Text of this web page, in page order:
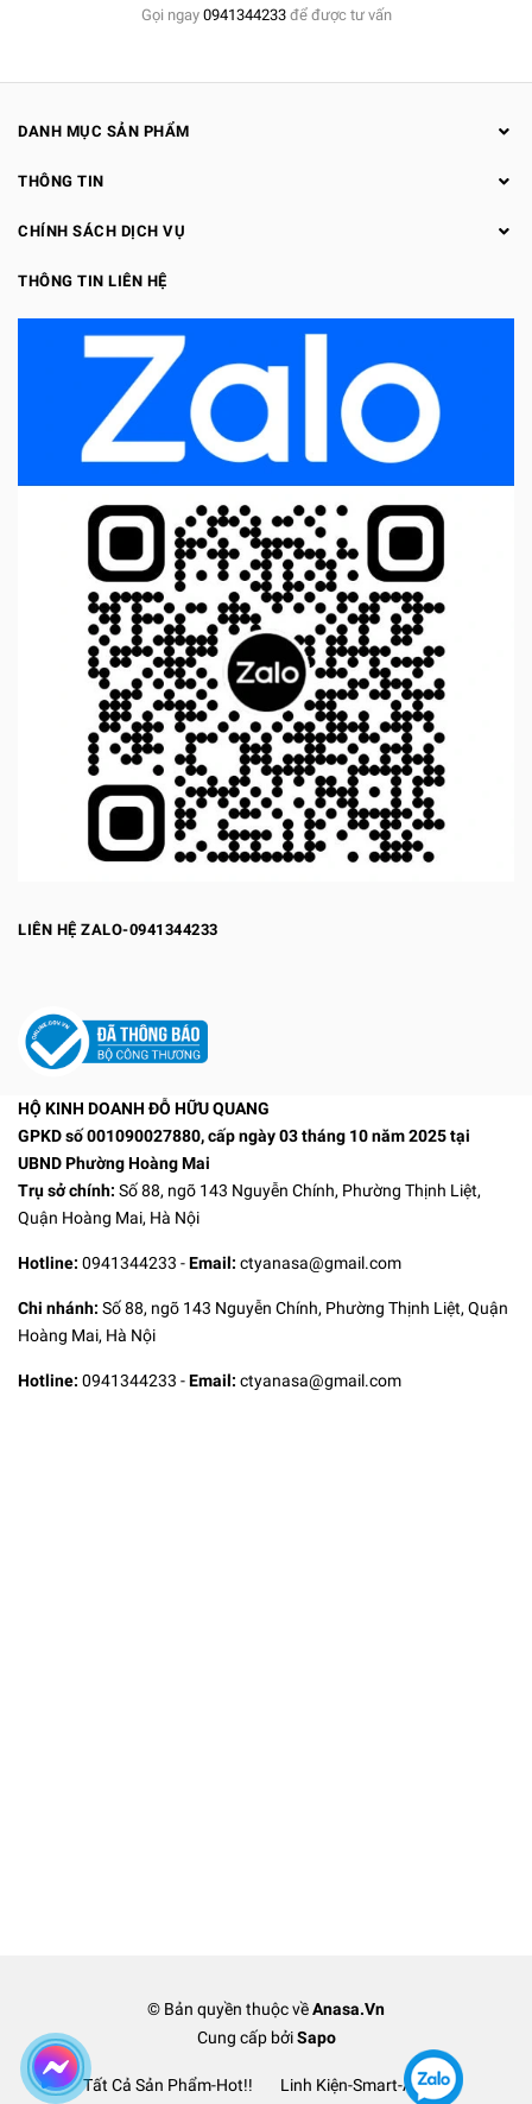
Gọi ngay 0941344233để được tư vấn
DANH MỤC SẢN PHẨM
THÔNG TIN
CHÍNH SÁCH DỊCH VỤ
THÔNG TIN LIÊN HỆ
LIÊN HỆ ZALO-0941344233
HỘ KINH DOANH ĐỖ HỮU QUANG
GPKD số 001090027880, cấp ngày 03 tháng 10 năm 2025 tại
UBND Phường Hoàng Mai
Trụ sở chính: Số 88, ngõ 143 Nguyễn Chính, Phường Thịnh Liệt,
Quận Hoàng Mai, Hà Nội
Hotline: 0941344233 -Email: ctyanasa@gmail.com
Chi nhánh: Số 88, ngõ 143 Nguyễn Chính, Phường Thịnh Liệt, Quận
Hoàng Mai, Hà Nội
Hotline: 0941344233 -Email: ctyanasa@gmail.com
© Bản quyền thuộc vềAnasa.Vn
Cung cấp bởi Sapo
Tất Cả Sản Phẩm-Hot!! Linh Kiện-Smart-Anasa